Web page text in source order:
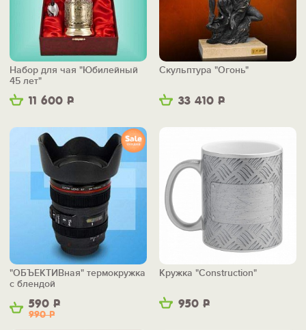
11 600 Р
Набор для чая "Юбилейный
45 лет"
33 410 Р
Скульптура "Огонь"
590 Р
990Р
"ОБЪЕКТИВная" термокружка
с блендой
950 Р
Кружка "Construction"